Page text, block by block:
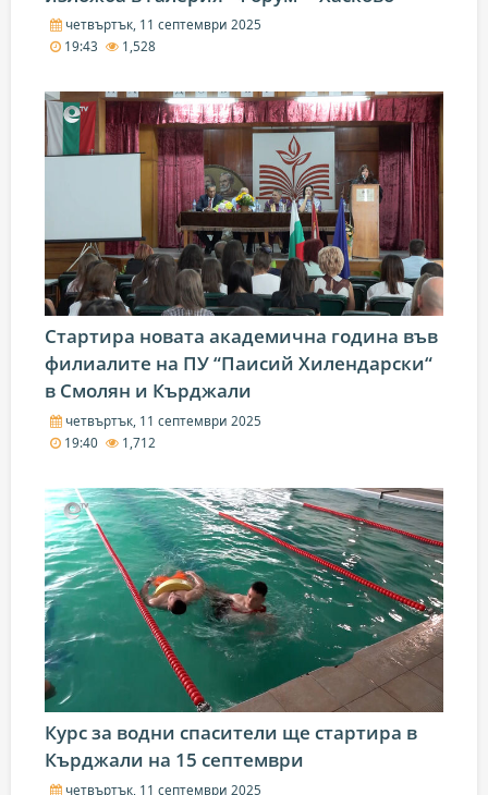
четвъртък, 11 септември 2025
19:43
1,528
Стартира новата академична година във
филиалите на ПУ “Паисий Хилендарски“
в Смолян и Кърджали
четвъртък, 11 септември 2025
19:40
1,712
Курс за водни спасители ще стартира в
Кърджали на 15 септември
четвъртък, 11 септември 2025